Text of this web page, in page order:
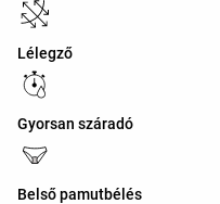
Lélegző
Gyorsan száradó
Belső pamutbélés